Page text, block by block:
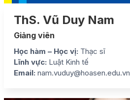
ThS. Vũ Duy Nam
Giảng viên
Học hàm – Học vị: Thạc sĩ
Lĩnh vực: Luật Kinh tế
Email: nam.vuduy@hoasen.edu.vn